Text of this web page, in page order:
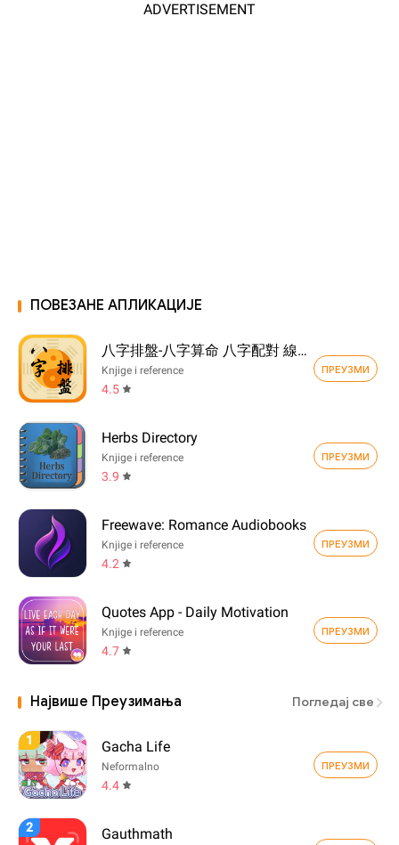
ADVERTISEMENT
ПОВЕЗАНЕ АПЛИКАЦИЈЕ
八字排盤-八字算命 八字配對 線上算命 生辰八字查詢
Knjige i reference
4.5
ПРЕУЗМИ
Herbs Directory
Knjige i reference
3.9
ПРЕУЗМИ
Freewave: Romance Audiobooks
Knjige i reference
4.2
ПРЕУЗМИ
Quotes App - Daily Motivation
Knjige i reference
4.7
ПРЕУЗМИ
Највише Преузимања Погледај све
1 Gacha Life
Neformalno
4.4
ПРЕУЗМИ
2 Gauthmath